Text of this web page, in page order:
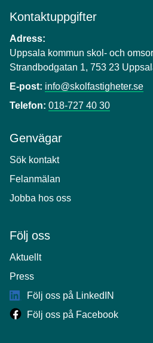
Kontaktuppgifter
Adress:
Uppsala kommun skol- och
Strandbodgatan 1, 753 23
E-post: info@skolfastigheter.se
Telefon: 018-727 40 30
Genvägar
Sök kontakt
Felanmälan
Jobba hos oss
Följ oss
Aktuellt
Press
Följ oss på LinkedIN
Följ oss på Facebook